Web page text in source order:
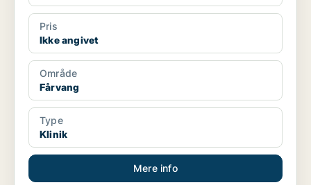
Pris
Ikke angivet
Område
Fårvang
Type
Klinik
Mere info